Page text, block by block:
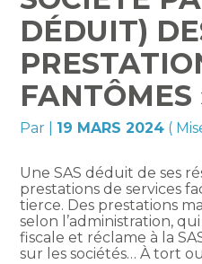
DÉDUIT)
Par 19 MARS 2024 (
Une SAS déduit de ses
prestations de services
tierce. Des prestations
selon l’administration,
fiscale et réclame à la
sur les sociétés… À tort